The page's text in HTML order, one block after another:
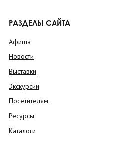
РАЗДЕЛЫ САЙТА
Афиша
Новости
Выставки
Экскурсии
Посетителям
Ресурсы
Каталоги